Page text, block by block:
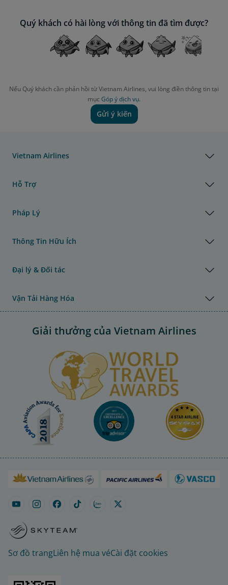
Quý khách có hài lòng với thông tin đã tìm được?
Nếu Quý khách cần phản hồi từ Vietnam Airlines, vui lòng điền thông tin tại
mục Góp ý dịch vụ.
Gửi ý kiến
Vietnam Airlines
Hỗ Trợ
Pháp Lý
Thông Tin Hữu Ích
Đại lý & Đối tác
Vận Tải Hàng Hóa
Giải thưởng của Vietnam Airlines
Sơ đồ trangLiên hệ mua véCài đặt cookies